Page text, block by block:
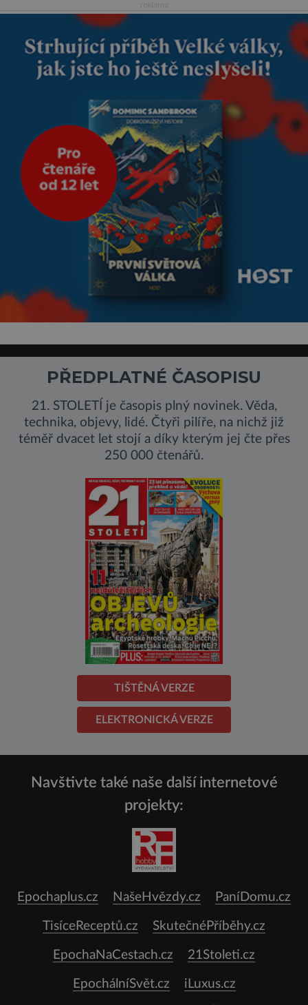
modrou filcovou čapkou, z níž
se draly blonďaté vlásky. Fakt,
že jsou těla dávných lidí
nesmírně dobře zachovalá,
přičítají odborníci zdejším
klimatickým podmínkám.
Sucho, prosolené písky a
extrémně
PŘEDPLATNÉ ČASOPISU
21. STOLETÍ je časopis plný novinek. Věda,
technika, objevy, lidé. Čtyři pilíře, na nichž již
téměř dvacet let stojí a díky kterým jej čte přes
250 000 čtenářů.
TIŠTĚNÁ VERZE
ELEKTRONICKÁ VERZE
Navštivte také naše další internetové
projekty:
Epochaplus.cz NašeHvězdy.cz PaníDomu.cz
TisíceReceptů.cz SkutečnéPříběhy.cz
EpochaNaCestach.cz 21Stoleti.cz
EpochálníSvět.cz iLuxus.cz